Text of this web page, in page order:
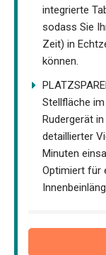
integrierte
sodass Sie
Zeit) in
können.
Stellfläche
Rudergerät
detaillierter
Minuten
Optimiert für